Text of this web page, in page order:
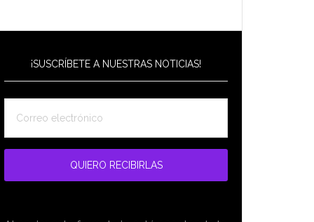
¡SUSCRÍBETE A NUESTRAS NOTICIAS!